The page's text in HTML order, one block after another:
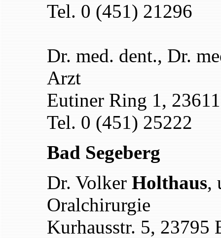
Tel. 0 (451) 21296
Dr. med. dent., Dr.
Arzt
Eutiner Ring 1,
Tel. 0 (451) 25222
Bad Segeberg
Dr. Volker Holthaus,
Oralchirurgie
Kurhausstr. 5, 23795